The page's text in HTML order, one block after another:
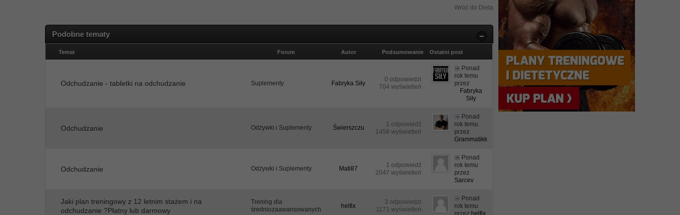
Wróć do Dieta
Podobne tematy
Temat Forum Autor Podsumowanie Ostatni post
Odchudzanie - tabletki na odchudzanie Suplementy Fabryka Siły
0 odpowiedzi
704 wyświetleń
Ponad
rok temu
przez
Fabryka
Siły
Odchudzanie Odżywki i Suplementy Świerszczu
1 odpowiedź
1458 wyświetleń
Ponad
rok temu
przez
Grammatikk
Odchudzanie Odżywki i Suplementy Mati87
1 odpowiedź
2047 wyświetleń
Ponad
rok temu
przez
Sarcev
Jaki plan treningowy z 12 letnim stażem i na
odchudzanie ?Płatny lub darmowy
Trening dla
średniozaawansowanych
helfix
3 odpowiedzi
1171 wyświetleń
Ponad
rok temu
przez helfix